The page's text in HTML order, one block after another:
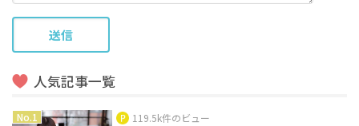
人気記事一覧
119.5k件のビュー